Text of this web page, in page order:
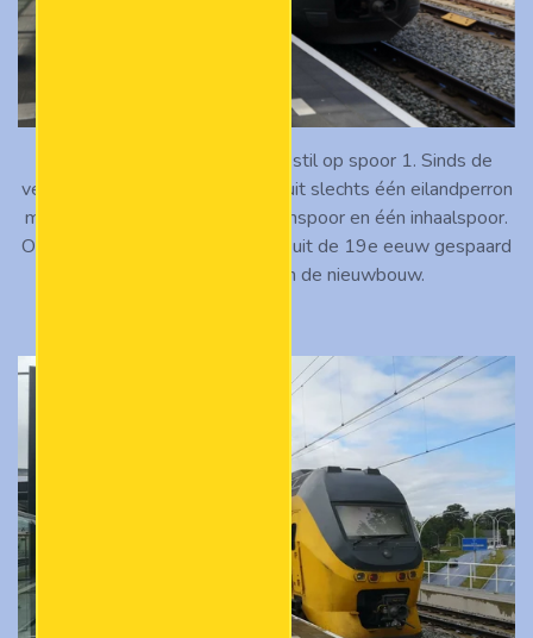
De sprinter naar Rhenen staat stil op spoor 1. Sinds de
verbouwing bestaat het station uit slechts één eilandperron
met aan beide kanten één perronspoor en één inhaalspoor.
Ook zien we dat de overkapping uit de 19e eeuw gespaard
is en is geïntegreerd in de nieuwbouw.